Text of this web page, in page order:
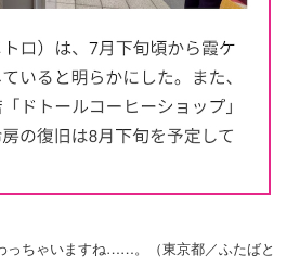
っちゃいますね……。（東京都／ふたばと